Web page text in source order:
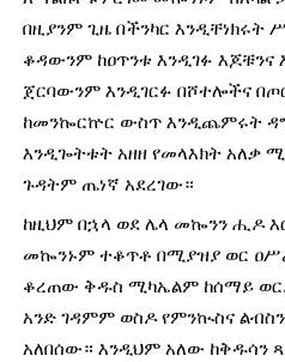
በዚያንም ጊዜ በችንካር
ቆዳውንም ከዐጥንቱ እንዲገፉ
ጀርባውንም እንዲገርፉ በሾተሎችና
ከመንኰርኵር ውስጥ እንዲጨምሩት
እንዲጐትቱት አዘዘ የመላእክት አለቃ
ጉዳትም ጤነኛ አደረገው።
ከዚህም በኋላ ወደ ሌላ መኰንን ሒዶ
መኰንኑም ተቆጥቶ በሚያዝያ ወር
ቆረጠው ቅዱስ ሚካኤልም ከሰማይ
አንድ ገዳምም ወስዶ የምንኲስና
አለበሰው። እንዲህም አለው ከቅዱሳን